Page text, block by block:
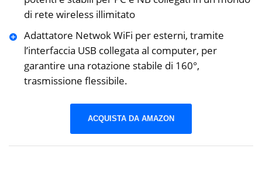
di rete wireless illimitato
Adattatore Netwok WiFi per esterni, tramite
l’interfaccia USB collegata al computer, per
garantire una rotazione stabile di 160°,
trasmissione flessibile.
ACQUISTA DA AMAZON